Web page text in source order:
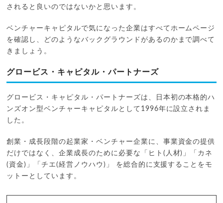
されると良いのではないかと思います。
ベンチャーキャピタルで気になった企業はすべてホームページ
を確認し、どのようなバックグラウンドがあるのかまで調べて
きましょう。
グロービス・キャピタル・パートナーズ
グロービス・キャピタル・パートナーズは、日本初の本格的ハ
ンズオン型ベンチャーキャピタルとして1996年に設立されま
した。
創業・成長段階の起業家・ベンチャー企業に、事業資金の提供
だけではなく、企業成長のために必要な「ヒト(人材)」「カネ
(資金)」「チエ(経営ノウハウ)」 を総合的に支援することをモ
ットーとしています。